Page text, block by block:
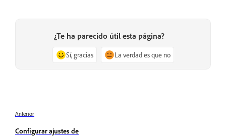
¿Te ha parecido útil esta página?
Sí, gracias La verdad es que no
Anterior
Configurar ajustes de